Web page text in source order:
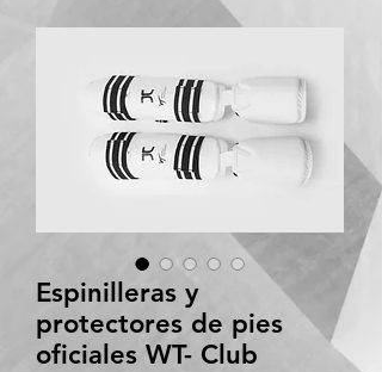
Espinilleras y
protectores de pies
oficiales WT- Club